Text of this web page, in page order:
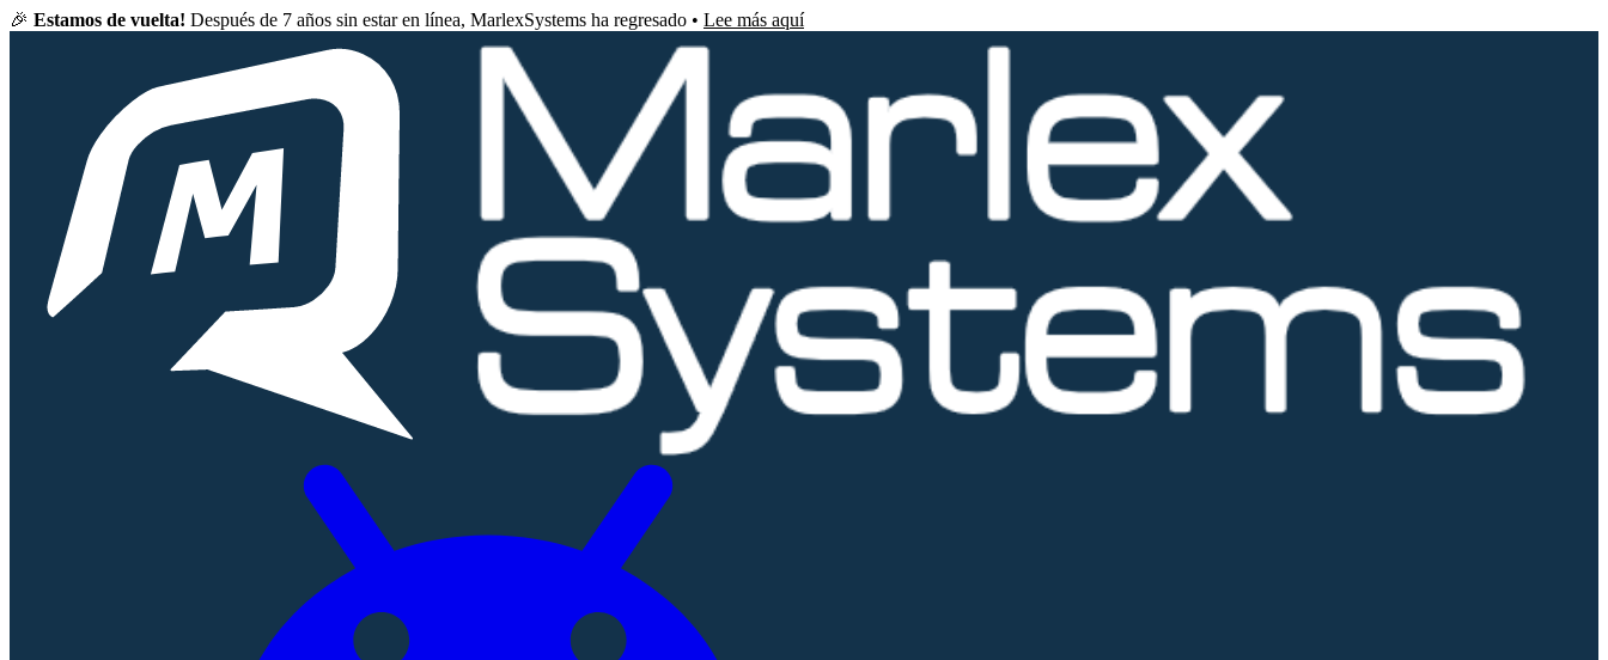
🎉 Estamos de vuelta! Después de 7 años sin estar en línea, MarlexSystems ha regresado • Lee más aquí